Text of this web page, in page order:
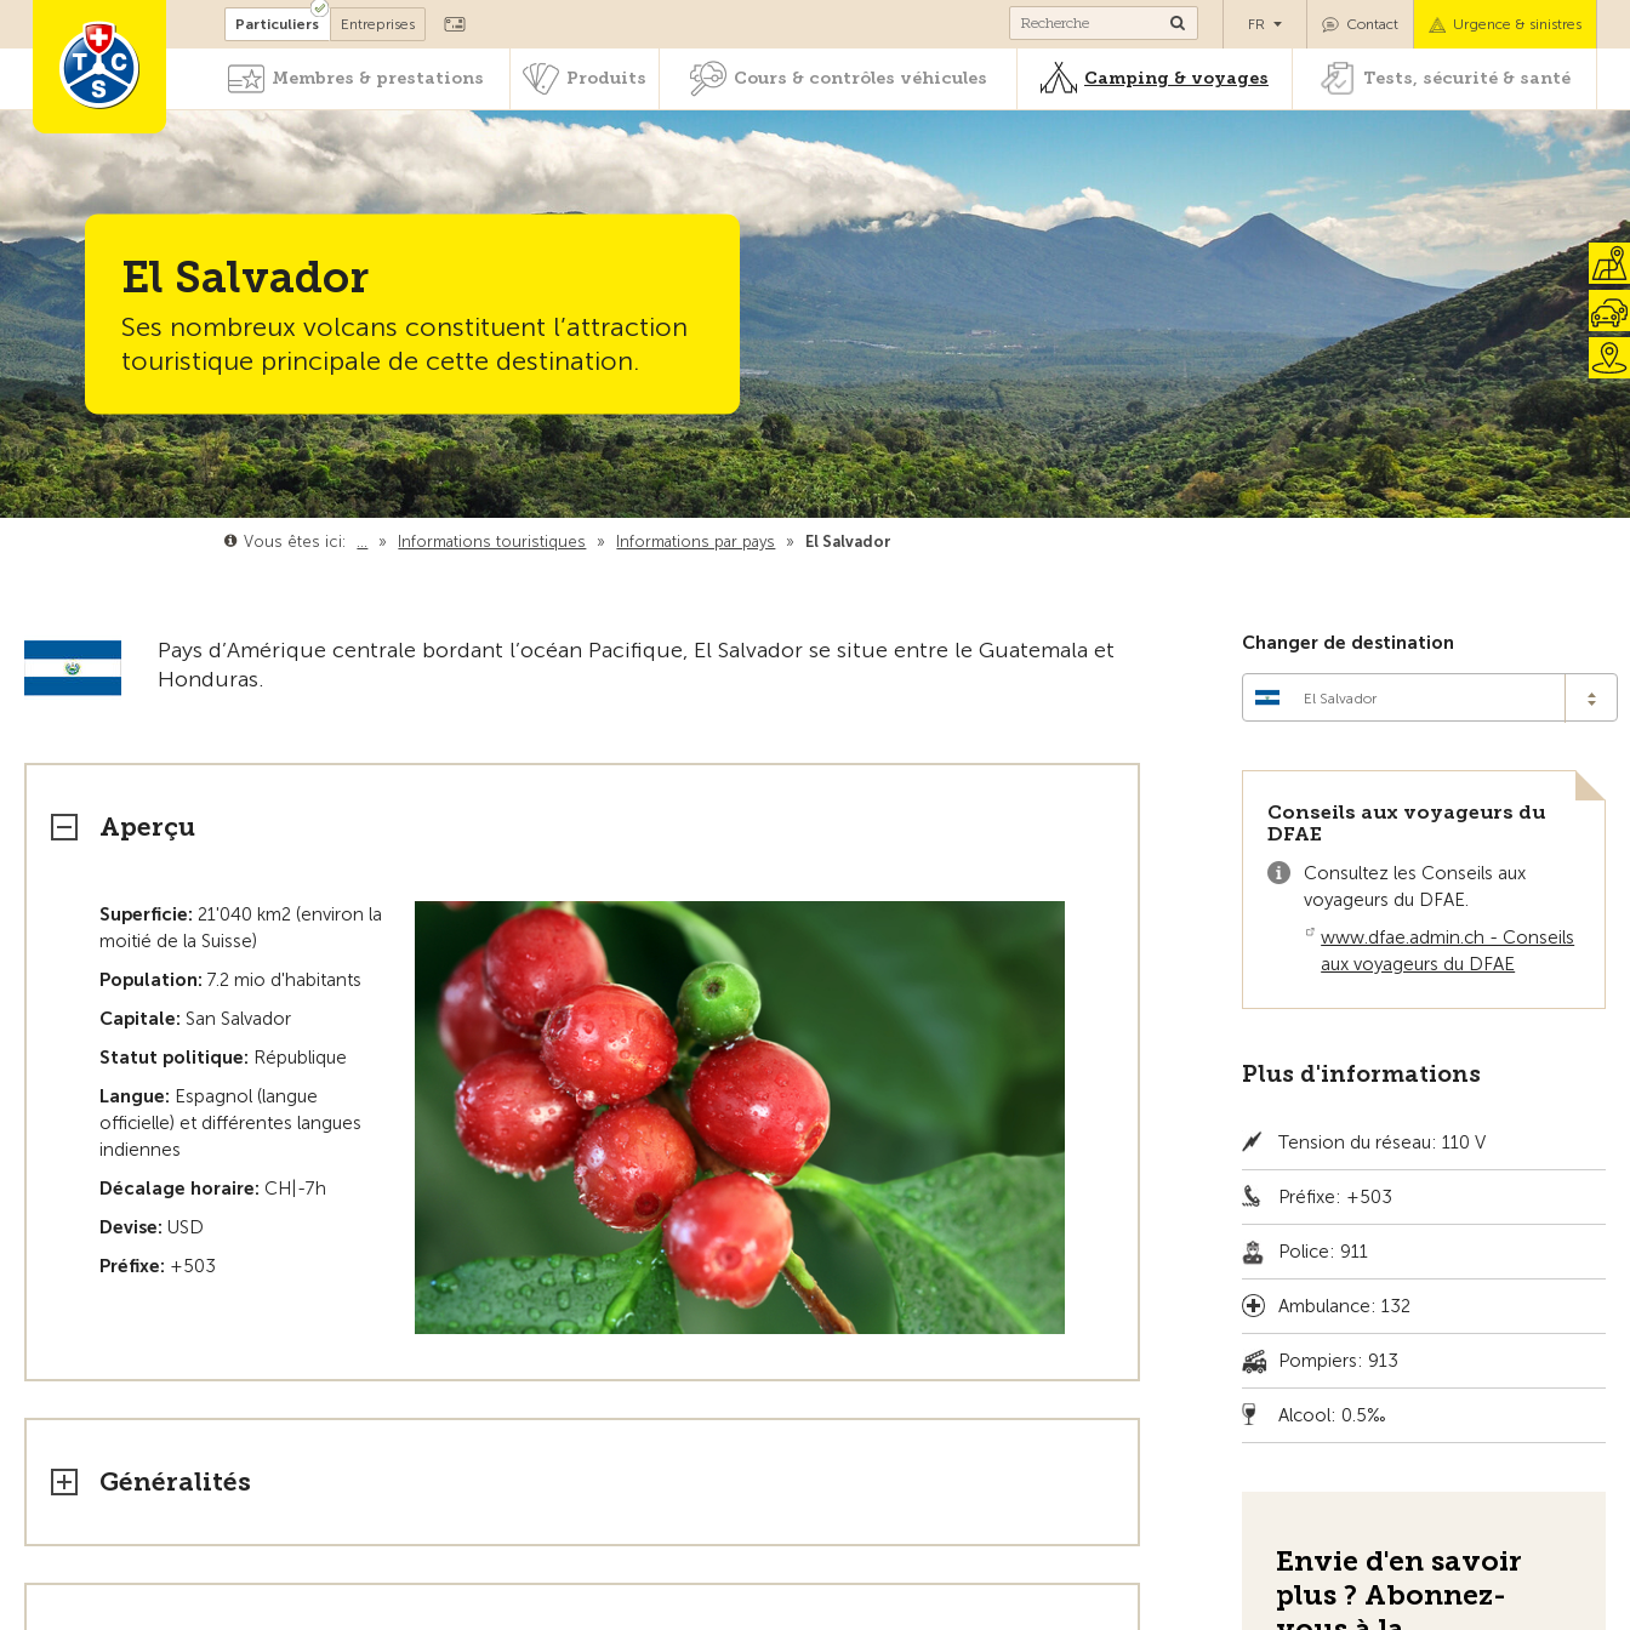
Devenir membre Cours & contrôles véhicules Camping & voyages Tests, sécurité & santé
Particuliers Entreprises Contact Urgence & sinistres
FR
Membres & prestations Produits Cours & contrôles véhicules Camping & voyages Tests, sécurité & santé
El Salvador
Ses nombreux volcans constituent l’attraction
touristique principale de cette destination.
Vous êtes ici: … » Informations touristiques » Informations par pays » El Salvador
Pays d’Amérique centrale bordant l’océan Pacifique, El Salvador se situe entre le Guatemala et
Honduras.
Aperçu
Superficie: 21'040 km2 (environ la
moitié de la Suisse)
Population: 7.2 mio d'habitants
Capitale: San Salvador
Statut politique: République
Langue: Espagnol (langue
officielle) et différentes langues
indiennes
Décalage horaire: CH|-7h
Devise: USD
Préfixe: +503
Généralités
Changer de destination
El Salvador
Conseils aux voyageurs du
DFAE
Consultez les Conseils aux
voyageurs du DFAE.
www.dfae.admin.ch - Conseils
aux voyageurs du DFAE
Plus d'informations
Tension du réseau: 110 V
Préfixe: +503
Police: 911
Ambulance: 132
Pompiers: 913
Alcool: 0.5‰